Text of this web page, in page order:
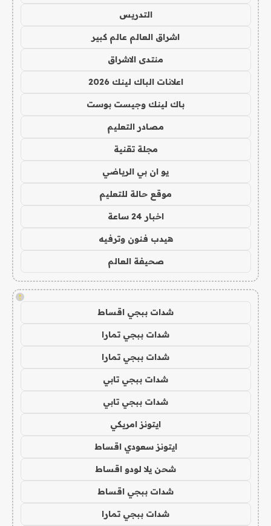
التدريس
اشراق العالم عالم كبير
منتدى الاشراق
اعلانات الباك لينك 2026
باك لينك وجيست بوست
مصادر التعليم
مجلة تقنية
يو ان بي الرياضي
موقع حالة للتعليم
اخبار 24 ساعة
هيدب فنون وترفيه
صحيفة العالم
!
شدات ببجي اقساط
شدات ببجي تمارا
شدات ببجي تمارا
شدات ببجي تابي
شدات ببجي تابي
ايتونز امريكي
ايتونز سعودي اقساط
شحن يلا لودو اقساط
شدات ببجي اقساط
شدات ببجي تمارا